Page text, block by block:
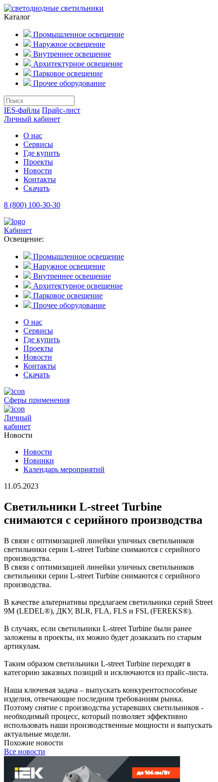
Каталог
Промышленное освещение
Наружное освещение
Внутреннее освещение
Архитектурное освещение
Парковое освещение
Прочее оборудование
IES-файлы Прайс-лист
Личный кабинет
О нас
Сервисы
Где купить
Проекты
Новости
Контакты
Скачать
8 (800) 100-30-30
Кабинет
Освещение:
Промышленное освещение
Наружное освещение
Внутреннее освещение
Архитектурное освещение
Парковое освещение
Прочее оборудование
О нас
Сервисы
Где купить
Проекты
Новости
Контакты
Скачать
Сферы применения
Личный
кабинет
Новости
Новости
Новинки
Календарь мероприятий
11.05.2023
Светильники L-street Turbine
снимаются с серийного производства
В связи с оптимизацией линейки уличных светильников
светильники серии L-street Turbine снимаются с серийного
производства.
В связи с оптимизацией линейки уличных светильников
светильники серии L-street Turbine снимаются с серийного
производства.
В качестве альтернативы предлагаем светильники серий Street
9М (LEDEL®), ДКУ, BLR, FLA, FLS и FSL (FEREKS®).
В случаях, если светильники L-street Turbine были ранее
заложены в проекты, их можно будет дозаказать по старым
артикулам.
Таким образом светильники L-street Turbine переходят в
категорию заказных позиций и исключаются из прайс-листа.
Наша ключевая задача – выпускать конкурентоспособные
изделия, отвечающие последним требованиям рынка.
Поэтому снятие с производства устаревших светильников -
необходимый процесс, который позволяет эффективно
использовать наши производственные мощности и выпускать
актуальные модели.
Похожие новости
Все новости